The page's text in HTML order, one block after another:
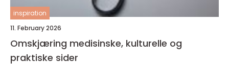
inspiration
11. February 2026
Omskjæring medisinske, kulturelle og
praktiske sider